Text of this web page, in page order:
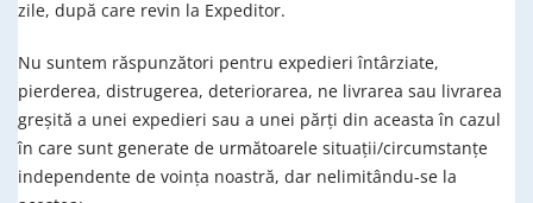
zile, după care revin la Expeditor.
Nu suntem răspunzători pentru expedieri întârziate,
pierderea, distrugerea, deteriorarea, ne livrarea sau livrarea
greșită a unei expedieri sau a unei părți din aceasta în cazul
în care sunt generate de următoarele situații/circumstanțe
independente de voința noastră, dar nelimitându-se la